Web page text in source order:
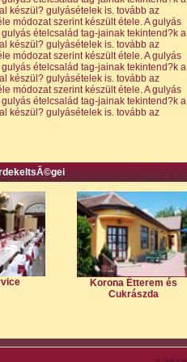
készül? gulyásételek is. tovább az
módozat szerint készült étele. A gulyás
ételcsalád tag-jainak tekintend?k a
készül? gulyásételek is. tovább az
módozat szerint készült étele. A gulyás
ételcsalád tag-jainak tekintend?k a
készül? gulyásételek is. tovább az
módozat szerint készült étele. A gulyás
ételcsalád tag-jainak tekintend?k a
készül? gulyásételek is. tovább az
Korona Étterem és
Cukrászda